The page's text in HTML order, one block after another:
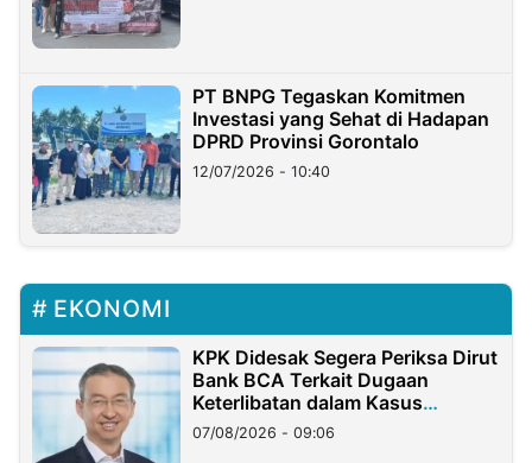
PT BNPG Tegaskan Komitmen
Investasi yang Sehat di Hadapan
DPRD Provinsi Gorontalo
12/07/2026 - 10:40
EKONOMI
KPK Didesak Segera Periksa Dirut
Bank BCA Terkait Dugaan
Keterlibatan dalam Kasus
Hilangnya Dana Nasabah Rp2,58
Miliar
07/08/2026 - 09:06